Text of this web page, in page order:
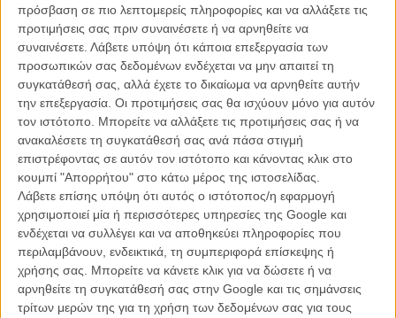
πρόσβαση σε πιο λεπτομερείς πληροφορίες και να αλλάξετε τις
προτιμήσεις σας πριν συναινέσετε ή να αρνηθείτε να
συναινέσετε. Λάβετε υπόψη ότι κάποια επεξεργασία των
προσωπικών σας δεδομένων ενδέχεται να μην απαιτεί τη
συγκατάθεσή σας, αλλά έχετε το δικαίωμα να αρνηθείτε αυτήν
την επεξεργασία. Οι προτιμήσεις σας θα ισχύουν μόνο για αυτόν
τον ιστότοπο. Μπορείτε να αλλάξετε τις προτιμήσεις σας ή να
ανακαλέσετε τη συγκατάθεσή σας ανά πάσα στιγμή
επιστρέφοντας σε αυτόν τον ιστότοπο και κάνοντας κλικ στο
κουμπί "Απορρήτου" στο κάτω μέρος της ιστοσελίδας.
Λάβετε επίσης υπόψη ότι αυτός ο ιστότοπος/η εφαρμογή
χρησιμοποιεί μία ή περισσότερες υπηρεσίες της Google και
ενδέχεται να συλλέγει και να αποθηκεύει πληροφορίες που
περιλαμβάνουν, ενδεικτικά, τη συμπεριφορά επίσκεψης ή
χρήσης σας. Μπορείτε να κάνετε κλικ για να δώσετε ή να
αρνηθείτε τη συγκατάθεσή σας στην Google και τις σημάνσεις
τρίτων μερών της για τη χρήση των δεδομένων σας για τους
Βιμ Βέντερς
Συνέντευξη
Η επιτυχία είναι υπερτιμημένη. Δεν σε κάνει
καλύτερο, δεν σε πάει πουθενά η επιτυχία. Είναι
απλώς ένα ωραίο, ανεβαστικό, επιφανειακό
συναίσθημα.»
CONNECT
Εγγράψου στο εβδομαδιαίο newsletter μας.
ΕΓΓΡΑΦΗ